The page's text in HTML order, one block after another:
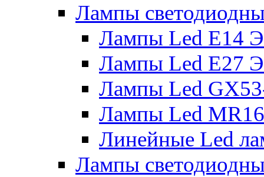
Лампы
Лампы Led E14
Лампы Led E27
Лампы Led
Лампы Led
Линейные Led
Лампы